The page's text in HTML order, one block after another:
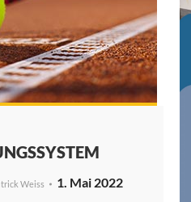
Weiss 1. Mai 2022